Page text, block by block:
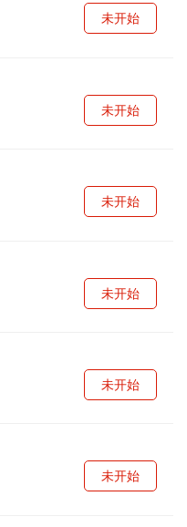
未开始
未开始
未开始
未开始
未开始
未开始